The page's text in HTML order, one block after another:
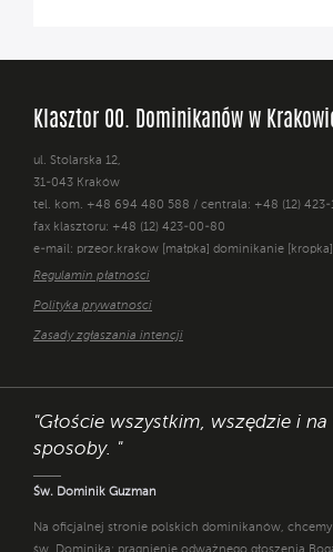
Klasztor OO. Dominikanów w
ul. Stolarska 12,
31-043 Kraków
tel. kom. +48 694 480 588 / centrala: +48 (12) 423-
fax klasztoru: +48 (12) 423-00-80
e-mail: przeor.krakow [małpka] dominikanie
Regulamin płatności
Polityka prywatności
Zasady zgłaszania intencji
"Głoście wszystkim, wszędzie i
sposoby. "
Św. Dominik Guzman
Na oficjalnej stronie polskich dominikanów,